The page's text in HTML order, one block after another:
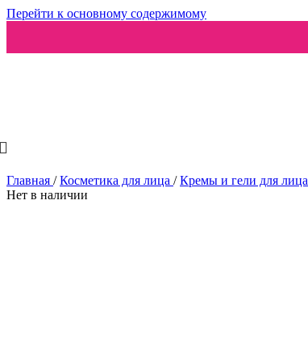
Перейти к основному содержимому
Главная / Косметика для лица / Кремы и гели для лица
Нет в наличии